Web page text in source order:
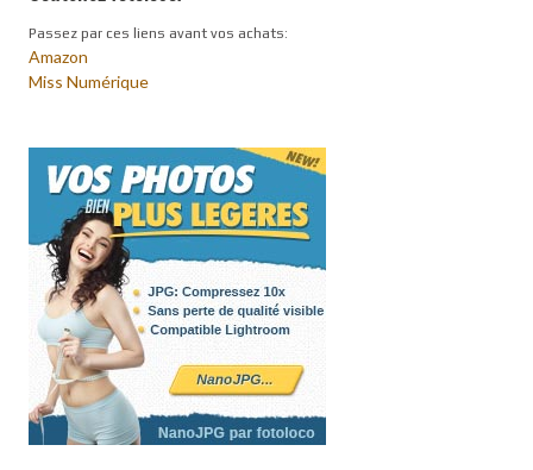
Passez par ces liens avant vos achats:
Amazon
Miss Numérique